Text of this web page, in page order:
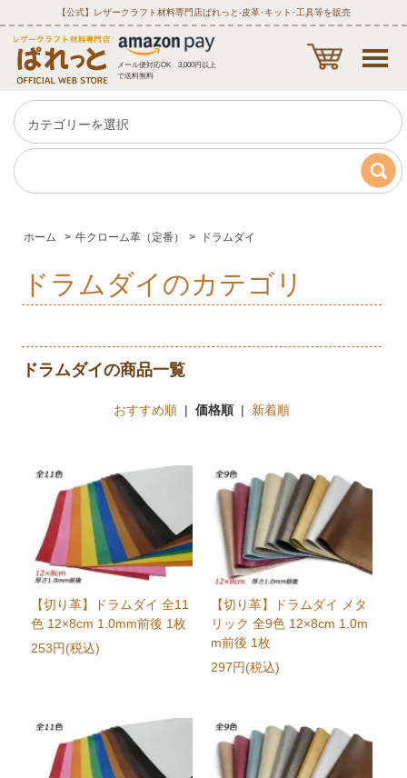
【公式】レザークラフト材料専門店ぱれっと‐皮革･キット･工具等を販売
メール便対応OK 3,000円以上
で送料無料
ホーム > 牛クローム革（定番） > ドラムダイ
ドラムダイのカテゴリ
ドラムダイの商品一覧
おすすめ順| 価格順| 新着順
【切り革】ドラムダイ 全11
色 12×8cm 1.0mm前後 1枚
253円(税込)
【切り革】ドラムダイ メタ
リック 全9色 12×8cm 1.0m
m前後 1枚
297円(税込)